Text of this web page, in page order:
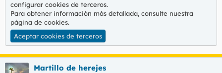
configurar cookies de terceros.
Para obtener información más detallada, consulte nuestra
página de cookies.
Aceptar cookies de terceros
Martillo de herejes